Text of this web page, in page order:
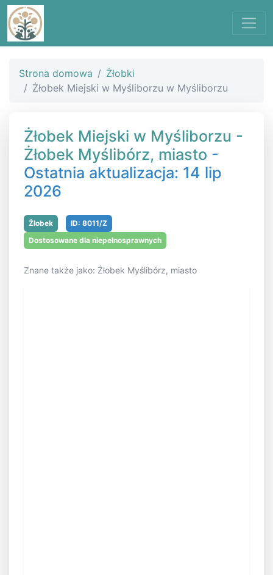
Strona domowa
Żłobki
Żłobek Miejski w Myśliborzu w Myśliborzu
Żłobek Miejski w Myśliborzu -
Żłobek Myślibórz, miasto -
Ostatnia aktualizacja: 14 lip
2026
Żłobek
ID: 8011/Z
Dostosowane dla niepełnosprawnych
Znane także jako: Żłobek Myślibórz, miasto